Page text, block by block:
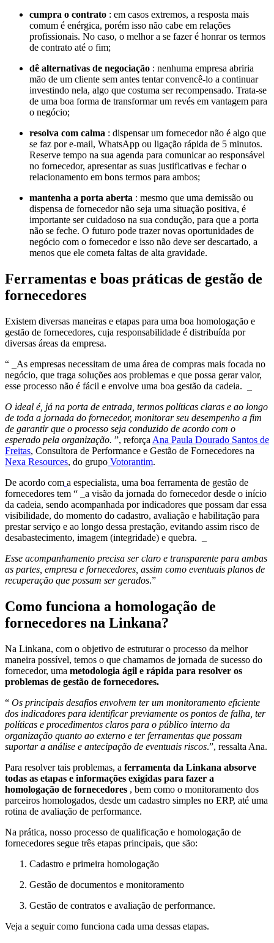
cumpra o contrato : em casos extremos, a resposta mais
comum é enérgica, porém isso não cabe em relações
profissionais. No caso, o melhor a se fazer é honrar os termos
de contrato até o fim;
dê alternativas de negociação : nenhuma empresa abriria
mão de um cliente sem antes tentar convencê-lo a continuar
investindo nela, algo que costuma ser recompensado. Trata-se
de uma boa forma de transformar um revés em vantagem para
o negócio;
resolva com calma : dispensar um fornecedor não é algo que
se faz por e-mail, WhatsApp ou ligação rápida de 5 minutos.
Reserve tempo na sua agenda para comunicar ao responsável
no fornecedor, apresentar as suas justificativas e fechar o
relacionamento em bons termos para ambos;
mantenha a porta aberta : mesmo que uma demissão ou
dispensa de fornecedor não seja uma situação positiva, é
importante ser cuidadoso na sua condução, para que a porta
não se feche. O futuro pode trazer novas oportunidades de
negócio com o fornecedor e isso não deve ser descartado, a
menos que ele cometa faltas de alta gravidade.
Ferramentas e boas práticas de gestão de
fornecedores
Existem diversas maneiras e etapas para uma boa homologação e
gestão de fornecedores, cuja responsabilidade é distribuída por
diversas áreas da empresa.
“ _As empresas necessitam de uma área de compras mais focada no
negócio, que traga soluções aos problemas e que possa gerar valor,
esse processo não é fácil e envolve uma boa gestão da cadeia. _
O ideal é, já na porta de entrada, termos políticas claras e ao longo
de toda a jornada do fornecedor, monitorar seu desempenho a fim
de garantir que o processo seja conduzido de acordo com o
esperado pela organização. ”, reforça Ana Paula Dourado Santos de
Freitas, Consultora de Performance e Gestão de Fornecedores na
Nexa Resources, do grupo Votorantim.
De acordo com a especialista, uma boa ferramenta de gestão de
fornecedores tem “ _a visão da jornada do fornecedor desde o início
da cadeia, sendo acompanhada por indicadores que possam dar essa
visibilidade, do momento do cadastro, avaliação e habilitação para
prestar serviço e ao longo dessa prestação, evitando assim risco de
desabastecimento, imagem (integridade) e quebra. _
Esse acompanhamento precisa ser claro e transparente para ambas
as partes, empresa e fornecedores, assim como eventuais planos de
recuperação que possam ser gerados.”
Como funciona a homologação de
fornecedores na Linkana?
Na Linkana, com o objetivo de estruturar o processo da melhor
maneira possível, temos o que chamamos de jornada de sucesso do
fornecedor, uma metodologia ágil e rápida para resolver os
problemas de gestão de fornecedores.
“ Os principais desafios envolvem ter um monitoramento eficiente
dos indicadores para identificar previamente os pontos de falha, ter
políticas e procedimentos claros para o público interno da
organização quanto ao externo e ter ferramentas que possam
suportar a análise e antecipação de eventuais riscos.”, ressalta Ana.
Para resolver tais problemas, a ferramenta da Linkana absorve
todas as etapas e informações exigidas para fazer a
homologação de fornecedores , bem como o monitoramento dos
parceiros homologados, desde um cadastro simples no ERP, até uma
rotina de avaliação de performance.
Na prática, nosso processo de qualificação e homologação de
fornecedores segue três etapas principais, que são:
Cadastro e primeira homologação
Gestão de documentos e monitoramento
Gestão de contratos e avaliação de performance.
Veja a seguir como funciona cada uma dessas etapas.